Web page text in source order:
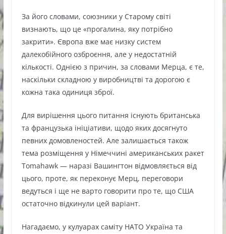
За його словами, союзники у Старому світі
визнають, що це «прогалина, яку потрібно
закрити». Європа вже має низку систем
далекобійного озброєння, але у недостатній
кількості. Однією з причин, за словами Мерца, є те,
наскільки складною у виробництві та дорогою є
кожна така одиниця зброї.
Для вирішення цього питання існують британська
та французька ініціативи, щодо яких досягнуто
певних домовленостей. Але залишається також
тема розміщення у Німеччині американських ракет
Tomahawk — наразі Вашингтон відмовляється від
цього, проте, як переконує Мерц, переговори
ведуться і ще не варто говорити про те, що США
остаточно відкинули цей варіант.
Нагадаємо, у кулуарах саміту НАТО Україна та